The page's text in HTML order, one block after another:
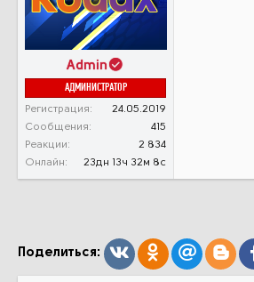
Admin
АДМИНИСТРАТОР
Регистрация
24.05.2019
Сообщения
415
Реакции
2 834
Онлайн
23дн 13ч 32м 8с
Поделиться: ВконтактеMail.ru